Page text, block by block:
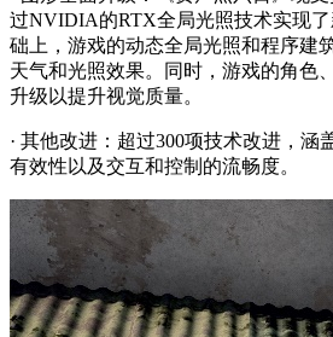
过NVIDIA的RTX全局光照技术实现
础上，游戏的动态全局光照和程序建
天气和光照效果。同时，游戏的角色
升级以提升视觉质量。
· 其他改进：超过300项技术改进，涵
有效性以及交互和控制的流畅度。